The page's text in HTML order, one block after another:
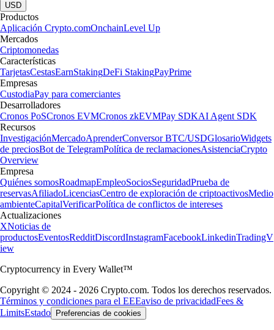
USD
Productos
Aplicación Crypto.comOnchainLevel Up
Mercados
Criptomonedas
Características
TarjetasCestasEarnStakingDeFi StakingPayPrime
Empresas
CustodiaPay para comerciantes
Desarrolladores
Cronos PoSCronos EVMCronos zkEVMPay SDKAI Agent SDK
Recursos
InvestigaciónMercadoAprenderConversor BTC/USDGlosarioWidgets
de preciosBot de TelegramPolítica de reclamacionesAsistenciaCrypto
Overview
Empresa
Quiénes somosRoadmapEmpleoSociosSeguridadPrueba de
reservasAfiliadoLicenciasCentro de exploración de criptoactivosMedio
ambienteCapitalVerificarPolítica de conflictos de intereses
Actualizaciones
XNoticias de
productosEventosRedditDiscordInstagramFacebookLinkedinTradingV
iew
Cryptocurrency in Every Wallet™
Copyright © 2024 - 2026 Crypto.com. Todos los derechos reservados.
Términos y condiciones para el EEEaviso de privacidadFees &
LimitsEstado Preferencias de cookies